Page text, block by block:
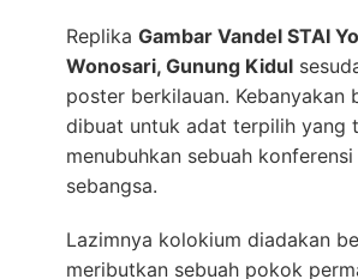
Replika Gambar Vandel STAI
Wonosari, Gunung Kidul
poster berkilauan. Kebanyakan
dibuat untuk adat terpilih yang
menubuhkan sebuah
sebangsa.
Lazimnya kolokium diadakan
meributkan sebuah pokok